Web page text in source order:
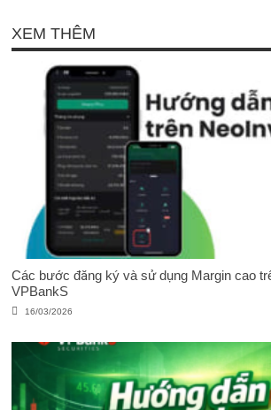
XEM THÊM
Các bước đăng ký và sử dụng Margin cao
VPBankS
16/03/2026